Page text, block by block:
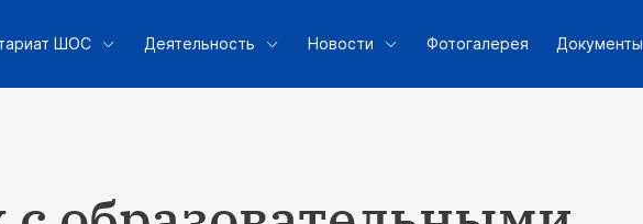
ШОС Деятельность Новости Фотогалерея Документы